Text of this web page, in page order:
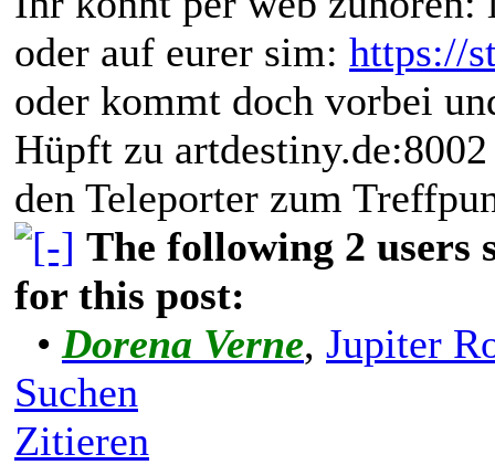
oder auf eurer sim: https://
oder kommt doch vorbei
Hüpft zu
den Teleporter zum
The following 2 users
for this post:
• Dorena Verne, Jupiter
Suchen
Zitieren